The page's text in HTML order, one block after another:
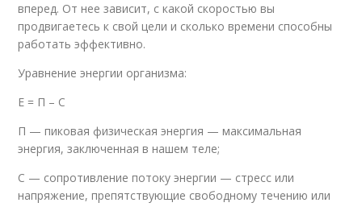
вперед. От нее зависит, с какой скоростью вы
продвигаетесь к свой цели и сколько времени способны
работать эффективно.
Уравнение энергии организма:
Е = П – С
П — пиковая физическая энергия — максимальная
энергия, заключенная в нашем теле;
С — сопротивление потоку энергии — стресс или
напряжение, препятствующие свободному течению или